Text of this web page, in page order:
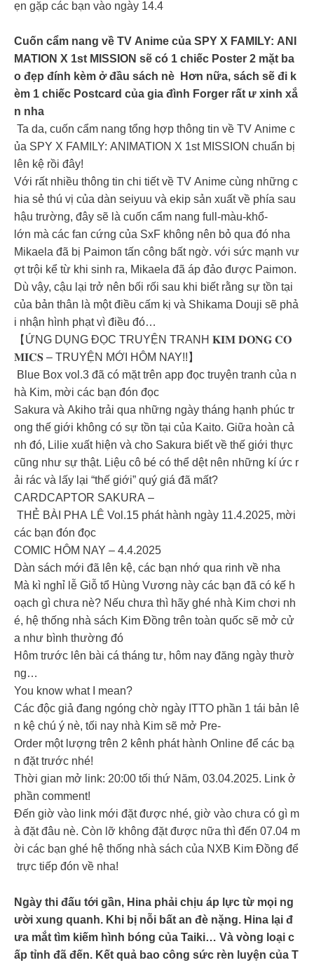
ẹn gặp các bạn vào ngày 14.4
Cuốn cẩm nang về TV Anime của SPY X FAMILY: ANI
MATION X 1st MISSION sẽ có 1 chiếc Poster 2 mặt ba
o đẹp đính kèm ở đầu sách nè Hơn nữa, sách sẽ đi k
èm 1 chiếc Postcard của gia đình Forger rất ư xinh xắ
n nha
Ta da, cuốn cẩm nang tổng hợp thông tin về TV Anime c
ủa SPY X FAMILY: ANIMATION X 1st MISSION chuẩn bị
lên kệ rồi đây!
Với rất nhiều thông tin chi tiết về TV Anime cùng những c
hia sẻ thú vị của dàn seiyuu và ekip sản xuất về phía sau
hậu trường, đây sẽ là cuốn cẩm nang full-màu-khổ-
lớn mà các fan cứng của SxF không nên bỏ qua đó nha
Mikaela đã bị Paimon tấn công bất ngờ. với sức mạnh vư
ợt trội kể từ khi sinh ra, Mikaela đã áp đảo được Paimon.
Dù vậy, cậu lại trở nên bối rối sau khi biết rằng sự tồn tại
của bản thân là một điều cấm kị và Shikama Douji sẽ phả
i nhận hình phạt vì điều đó…
【ỨNG DỤNG ĐỌC TRUYỆN TRANH 𝐊𝐈𝐌 𝐃𝐎𝐍𝐆 𝐂𝐎
𝐌𝐈𝐂𝐒 – TRUYỆN MỚI HÔM NAY!!】
Blue Box vol.3 đã có mặt trên app đọc truyện tranh của n
hà Kim, mời các bạn đón đọc
Sakura và Akiho trải qua những ngày tháng hạnh phúc tr
ong thế giới không có sự tồn tại của Kaito. Giữa hoàn cả
nh đó, Lilie xuất hiện và cho Sakura biết về thế giới thực
cũng như sự thật. Liệu cô bé có thể dệt nên những kí ức r
ải rác và lấy lại “thế giới” quý giá đã mất?
CARDCAPTOR SAKURA –
THẺ BÀI PHA LÊ Vol.15 phát hành ngày 11.4.2025, mời
các bạn đón đọc
COMIC HÔM NAY – 4.4.2025
Dàn sách mới đã lên kệ, các bạn nhớ qua rinh về nha
Mà kì nghỉ lễ Giỗ tổ Hùng Vương này các bạn đã có kế h
oạch gì chưa nè? Nếu chưa thì hãy ghé nhà Kim chơi nh
é, hệ thống nhà sách Kim Đồng trên toàn quốc sẽ mở cử
a như bình thường đó
Hôm trước lên bài cá tháng tư, hôm nay đăng ngày thườ
ng…
You know what I mean?
Các độc giả đang ngóng chờ ngày ITTO phần 1 tái bản lê
n kệ chú ý nè, tối nay nhà Kim sẽ mở Pre-
Order một lượng trên 2 kênh phát hành Online để các bạ
n đặt trước nhé!
Thời gian mở link: 20:00 tối thứ Năm, 03.04.2025. Link ở
phần comment!
Đến giờ vào link mới đặt được nhé, giờ vào chưa có gì m
à đặt đâu nè. Còn lỡ không đặt được nữa thì đến 07.04 m
ời các bạn ghé hệ thống nhà sách của NXB Kim Đồng để
trực tiếp đón về nha!
Ngày thi đấu tới gần, Hina phải chịu áp lực từ mọi ng
ười xung quanh. Khi bị nỗi bất an đè nặng. Hina lại đ
ưa mắt tìm kiếm hình bóng của Taiki… Và vòng loại c
ấp tỉnh đã đến. Kết quả bao công sức rèn luyện của T